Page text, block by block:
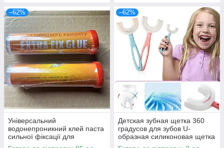
–62%
Універсальний
водонепроникний клей паста
сильної фіксації для
швидкого ремонту Extra Fix
–62%
Детская зубная щетка 360
градусов для зубов U-
образная силиконовая щетка
Синий (удлиненная ручка)